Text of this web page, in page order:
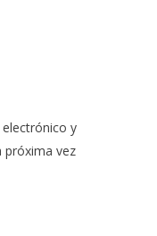
y
próxima vez